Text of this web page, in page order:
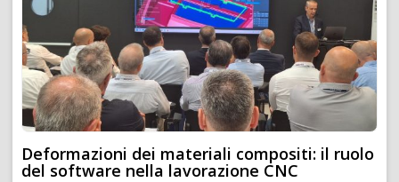
Deformazioni dei materiali compositi: il ruolo
del software nella lavorazione CNC